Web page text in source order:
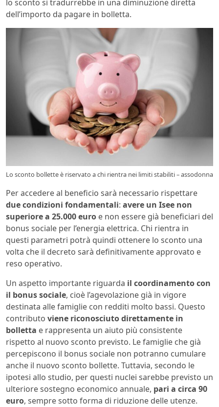
lo sconto si tradurrebbe in una diminuzione diretta
dell’importo da pagare in bolletta.
Lo sconto bollette è riservato a chi rientra nei limiti stabiliti – assodonna
Per accedere al beneficio sarà necessario rispettare
due condizioni fondamentali: avere un Isee non
superiore a 25.000 euro e non essere già beneficiari del
bonus sociale per l’energia elettrica. Chi rientra in
questi parametri potrà quindi ottenere lo sconto una
volta che il decreto sarà definitivamente approvato e
reso operativo.
Un aspetto importante riguarda il coordinamento con
il bonus sociale, cioè l’agevolazione già in vigore
destinata alle famiglie con redditi molto bassi. Questo
contributo viene riconosciuto direttamente in
bolletta e rappresenta un aiuto più consistente
rispetto al nuovo sconto previsto. Le famiglie che già
percepiscono il bonus sociale non potranno cumulare
anche il nuovo sconto bollette. Tuttavia, secondo le
ipotesi allo studio, per questi nuclei sarebbe previsto un
ulteriore sostegno economico annuale, pari a circa 90
euro, sempre sotto forma di riduzione delle utenze.